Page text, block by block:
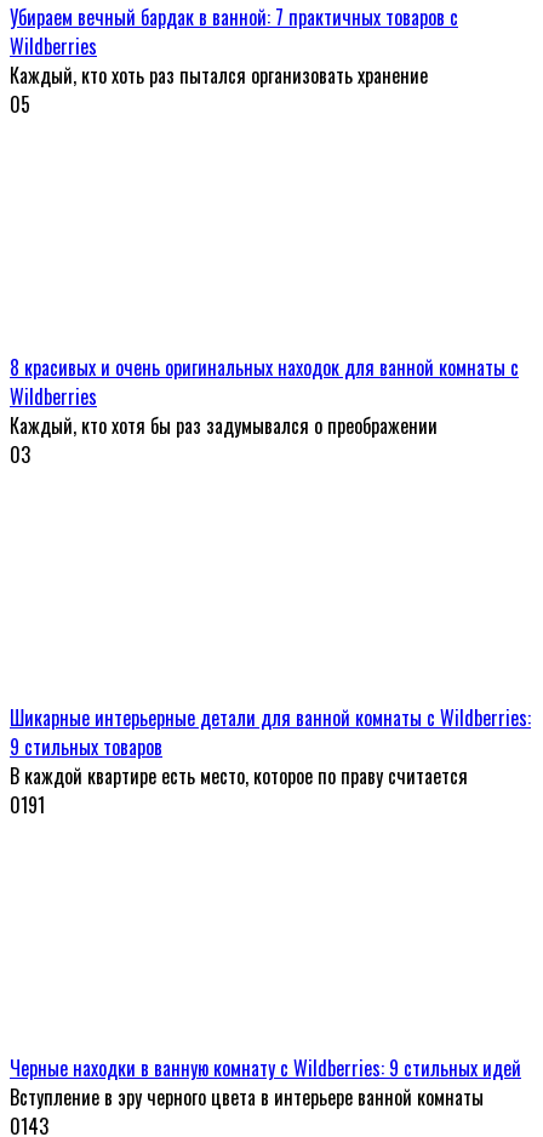
Убираем вечный бардак в ванной: 7 практичных товаров с
Wildberries
Каждый, кто хоть раз пытался организовать хранение
05
8 красивых и очень оригинальных находок для ванной комнаты с
Wildberries
Каждый, кто хотя бы раз задумывался о преображении
03
Шикарные интерьерные детали для ванной комнаты с Wildberries:
9 стильных товаров
В каждой квартире есть место, которое по праву считается
0191
Черные находки в ванную комнату с Wildberries: 9 стильных идей
Вступление в эру черного цвета в интерьере ванной комнаты
0143